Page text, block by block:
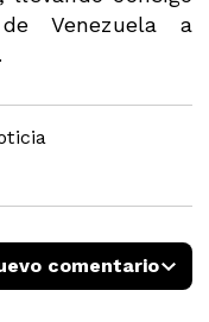
Venezuela a
comentario